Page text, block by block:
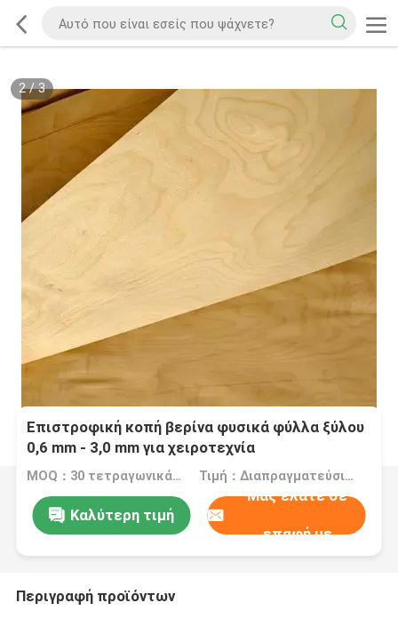
2/3
Επιστροφική κοπή βερίνα φυσικά φύλλα ξύλου
0,6 mm - 3,0 mm για χειροτεχνία
MOQ：30 τετραγωνικά μέτρα Τιμή：Διαπραγματεύσιμα
Καλύτερη τιμή
Μας ελάτε σε
επαφή με
Περιγραφή προϊόντων